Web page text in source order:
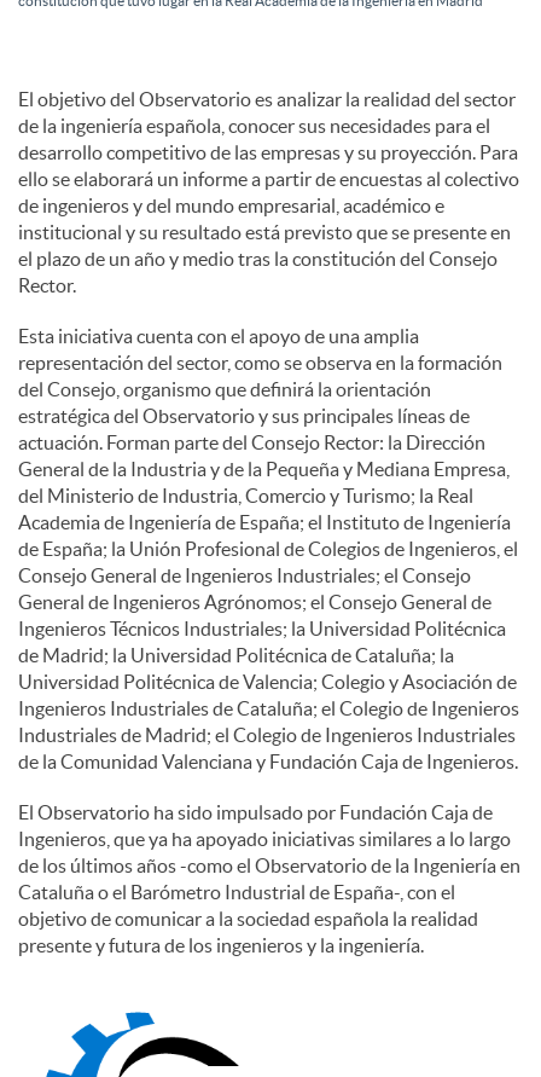
e
n
i
d
o
s
El objetivo del Observatorio es analizar la realidad del sector
de la ingeniería española, conocer sus necesidades para el
desarrollo competitivo de las empresas y su proyección. Para
ello se elaborará un informe a partir de encuestas al colectivo
de ingenieros y del mundo empresarial, académico e
institucional y su resultado está previsto que se presente en
el plazo de un año y medio tras la constitución del Consejo
Rector.
Esta iniciativa cuenta con el apoyo de una amplia
representación del sector, como se observa en la formación
del Consejo, organismo que definirá la orientación
estratégica del Observatorio y sus principales líneas de
actuación. Forman parte del Consejo Rector: la Dirección
General de la Industria y de la Pequeña y Mediana Empresa,
del Ministerio de Industria, Comercio y Turismo; la Real
Academia de Ingeniería de España; el Instituto de Ingeniería
de España; la Unión Profesional de Colegios de Ingenieros, el
Consejo General de Ingenieros Industriales; el Consejo
General de Ingenieros Agrónomos; el Consejo General de
Ingenieros Técnicos Industriales; la Universidad Politécnica
de Madrid; la Universidad Politécnica de Cataluña; la
Universidad Politécnica de Valencia; Colegio y Asociación de
Ingenieros Industriales de Cataluña; el Colegio de Ingenieros
Industriales de Madrid; el Colegio de Ingenieros Industriales
de la Comunidad Valenciana y Fundación Caja de Ingenieros.
El Observatorio ha sido impulsado por Fundación Caja de
Ingenieros, que ya ha apoyado iniciativas similares a lo largo
de los últimos años -como el Observatorio de la Ingeniería en
Cataluña o el Barómetro Industrial de España-, con el
objetivo de comunicar a la sociedad española la realidad
presente y futura de los ingenieros y la ingeniería.